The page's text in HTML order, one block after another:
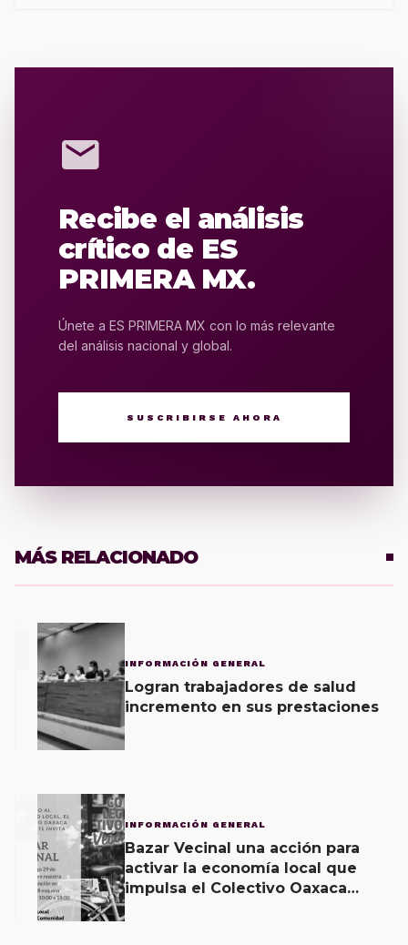
mail
Recibe el análisis
crítico de ES
PRIMERA MX.
Únete a ES PRIMERA MX con lo más relevante
del análisis nacional y global.
SUSCRIBIRSE AHORA
MÁS RELACIONADO
INFORMACIÓN GENERAL
Logran trabajadores de salud
incremento en sus prestaciones
2 INFORMACIÓN GENERAL
Bazar Vecinal una acción para
activar la economía local que
impulsa el Colectivo Oaxaca